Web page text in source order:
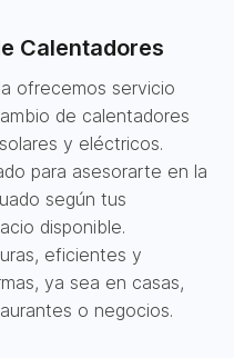
Calentadores
ofrecemos servicio
de calentadores
y eléctricos.
para asesorarte en la
según tus
disponible.
eficientes y
ya sea en casas,
o negocios.